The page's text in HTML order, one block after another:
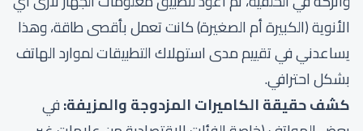
الأنوية (الكبيرة أم الصغيرة) كانت تعمل بأقصى طاقة، وهذا
يساعدني في تقييم مدى استهلاك التطبيقات لموارد الهاتف
بشكل احترافي.
كشف حقيقة الكاميرات المزدوجة والمزيفة:في